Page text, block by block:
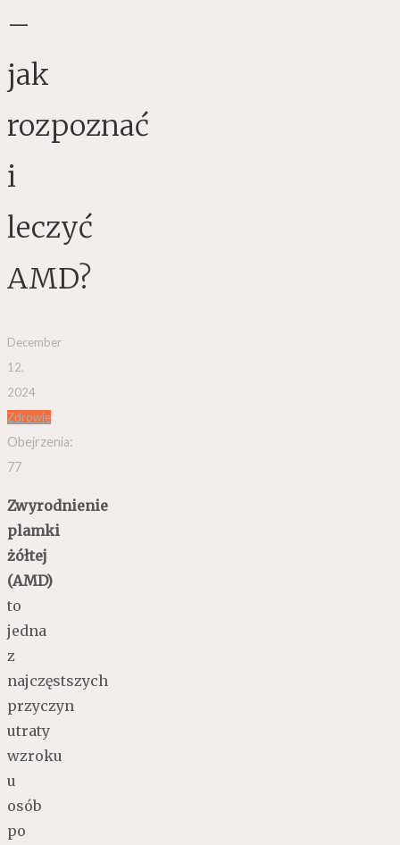
–
jak
rozpoznać
i
leczyć
AMD?
December
12,
2024
Zdrowie
Obejrzenia:
77
Zwyrodnienie
plamki
żółtej
(AMD)
to
jedna
z
najczęstszych
przyczyn
utraty
wzroku
u
osób
po